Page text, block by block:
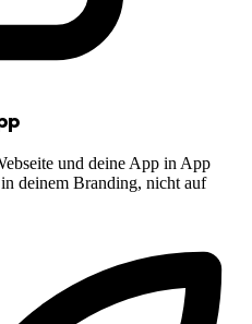
und deine App in App
deinem Branding, nicht auf